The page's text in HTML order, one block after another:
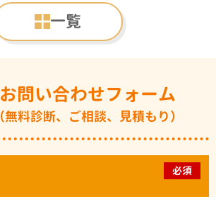
一覧
お問い合わせフォーム
（無料診断、ご相談、見積もり）
必須